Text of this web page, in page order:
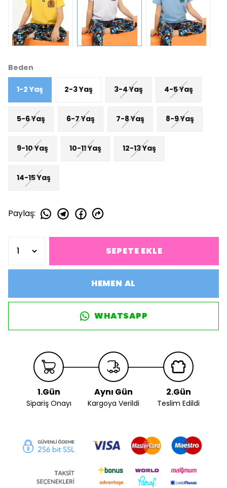
Beden
1-2 Yaş 2-3 Yaş 3-4 Yaş 4-5 Yaş
5-6 Yaş 6-7 Yaş 7-8 Yaş 8-9 Yaş
9-10 Yaş 10-11 Yaş 12-13 Yaş
14-15 Yaş
Paylaş:
SEPETE EKLE
HEMEN AL
WHATSAPP
1.Gün
Sipariş Onayı
Aynı Gün
Kargoya Verildi
2.Gün
Teslim Edildi